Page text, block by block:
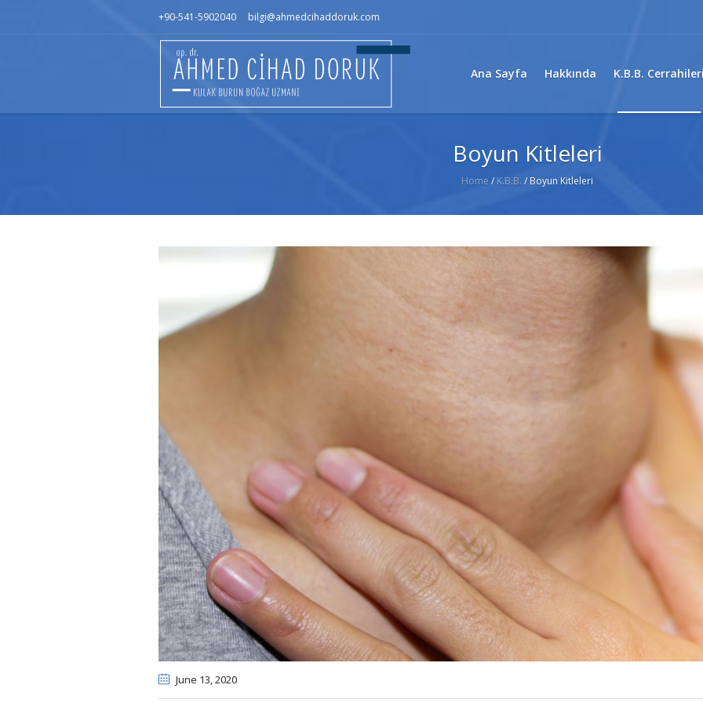
+90-541-5902040 bilgi@ahmedcihaddoruk.com
Ana Sayfa Hakkında K.B.B.
Boyun Kitleleri
Home / K.B.B. / Boyun Kitleleri
June 13, 2020